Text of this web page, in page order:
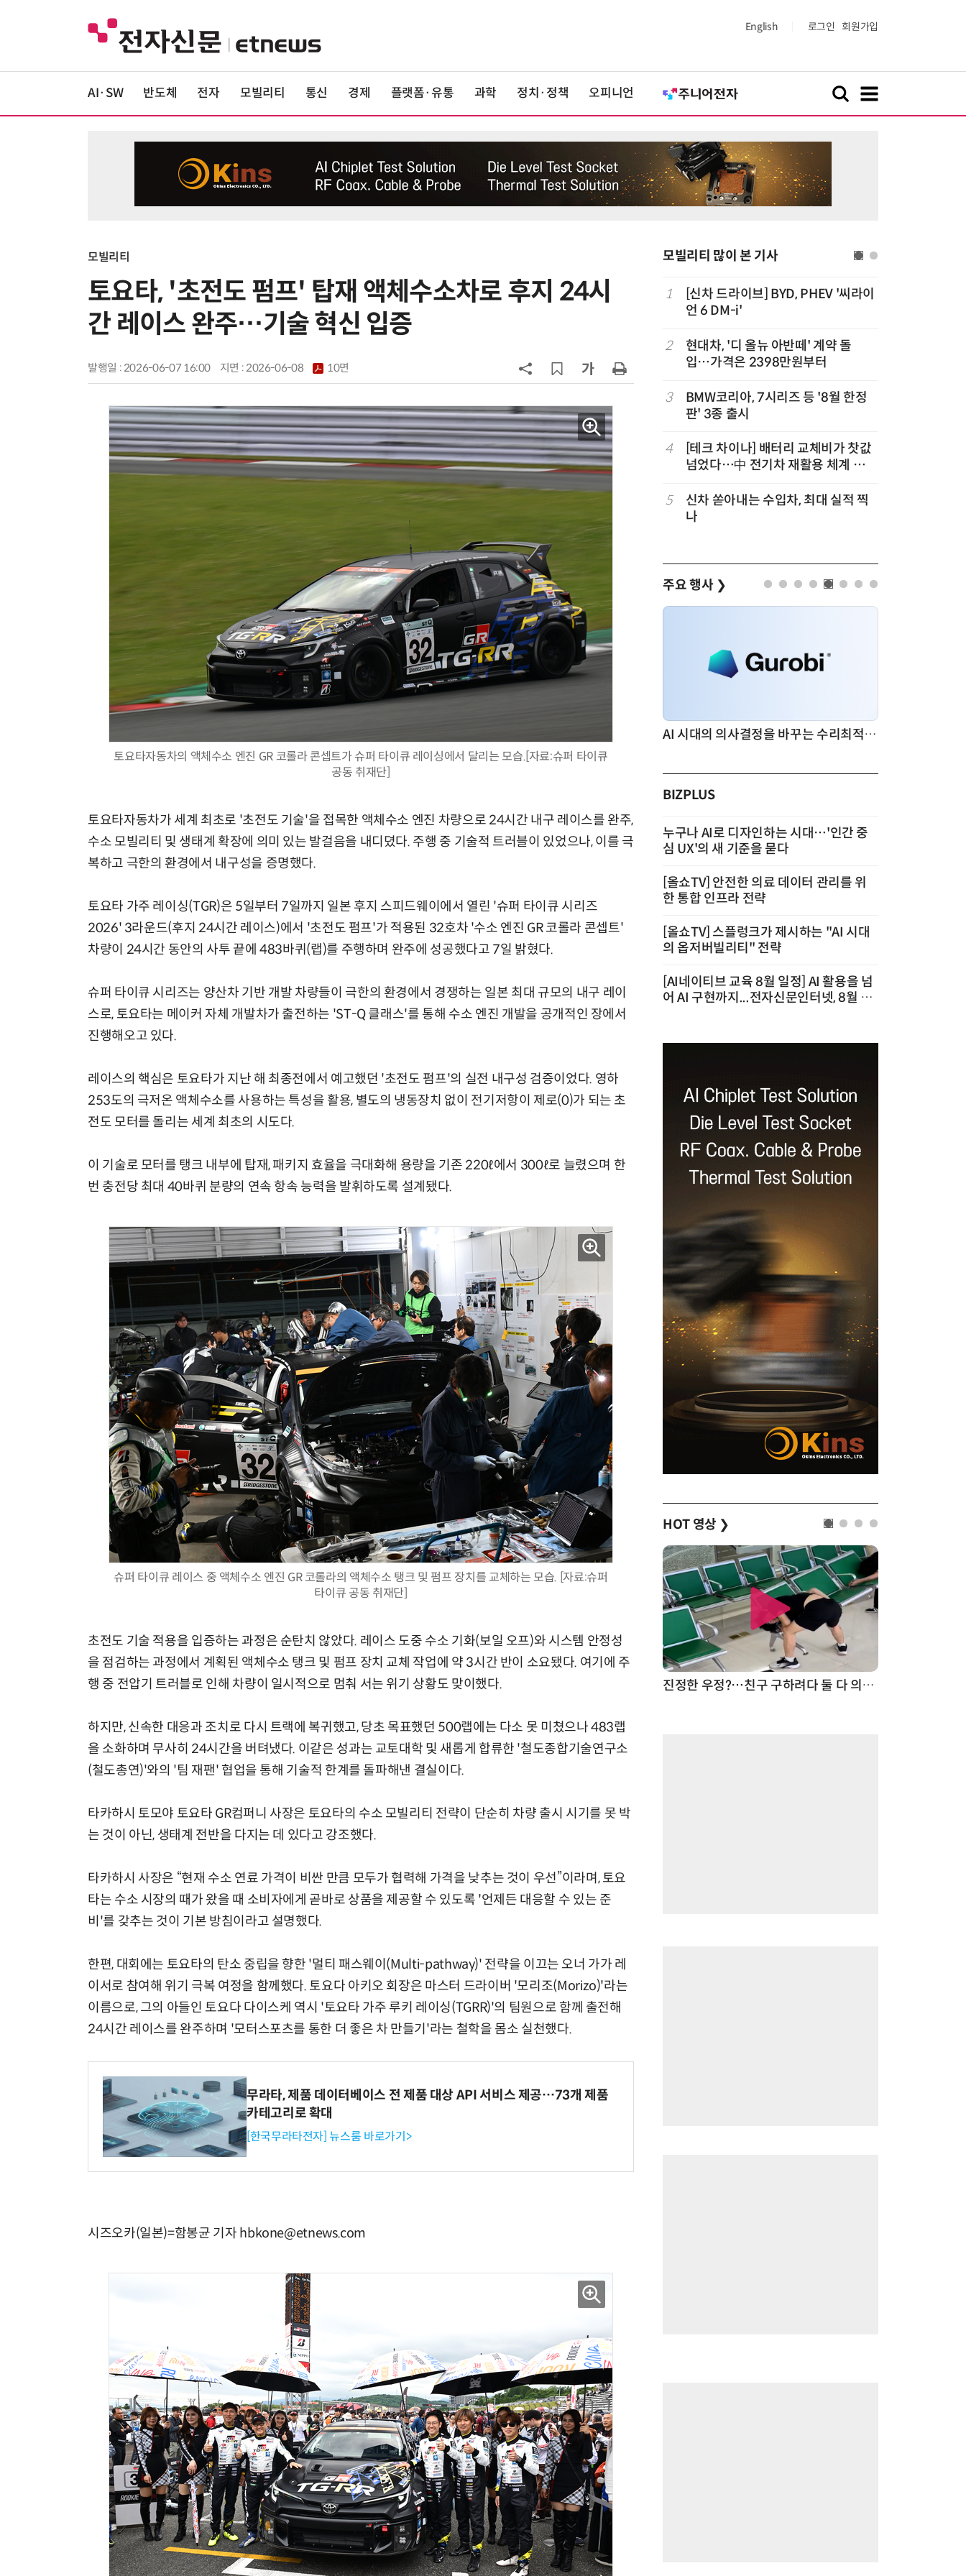
English 로그인 회원가입
AI·SW 반도체 전자 모빌리티 통신 경제 플랫폼·유통 과학 정치·정책 오피니언
모빌리티
토요타, '초전도 펌프' 탑재 액체수소차로 후지 24시
간 레이스 완주…기술 혁신 입증
발행일 : 2026-06-07 16:00 지면 :2026-06-08 10면
토요타자동차의 액체수소 엔진 GR 코롤라 콘셉트가 슈퍼 타이큐 레이싱에서 달리는 모습.[자료:슈퍼 타이큐
공동 취재단]
토요타자동차가 세계 최초로 '초전도 기술'을 접목한 액체수소 엔진 차량으로 24시간 내구 레이스를 완주,
수소 모빌리티 및 생태계 확장에 의미 있는 발걸음을 내디뎠다. 주행 중 기술적 트러블이 있었으나, 이를 극
복하고 극한의 환경에서 내구성을 증명했다.
토요타 가주 레이싱(TGR)은 5일부터 7일까지 일본 후지 스피드웨이에서 열린 '슈퍼 타이큐 시리즈
2026' 3라운드(후지 24시간 레이스)에서 '초전도 펌프'가 적용된 32호차 '수소 엔진 GR 코롤라 콘셉트'
차량이 24시간 동안의 사투 끝에 483바퀴(랩)를 주행하며 완주에 성공했다고 7일 밝혔다.
슈퍼 타이큐 시리즈는 양산차 기반 개발 차량들이 극한의 환경에서 경쟁하는 일본 최대 규모의 내구 레이
스로, 토요타는 메이커 자체 개발차가 출전하는 'ST-Q 클래스'를 통해 수소 엔진 개발을 공개적인 장에서
진행해오고 있다.
레이스의 핵심은 토요타가 지난 해 최종전에서 예고했던 '초전도 펌프'의 실전 내구성 검증이었다. 영하
253도의 극저온 액체수소를 사용하는 특성을 활용, 별도의 냉동장치 없이 전기저항이 제로(0)가 되는 초
전도 모터를 돌리는 세계 최초의 시도다.
이 기술로 모터를 탱크 내부에 탑재, 패키지 효율을 극대화해 용량을 기존 220ℓ에서 300ℓ로 늘렸으며 한
번 충전당 최대 40바퀴 분량의 연속 항속 능력을 발휘하도록 설계됐다.
슈퍼 타이큐 레이스 중 액체수소 엔진 GR 코롤라의 액체수소 탱크 및 펌프 장치를 교체하는 모습. [자료:슈퍼
타이큐 공동 취재단]
초전도 기술 적용을 입증하는 과정은 순탄치 않았다. 레이스 도중 수소 기화(보일 오프)와 시스템 안정성
을 점검하는 과정에서 계획된 액체수소 탱크 및 펌프 장치 교체 작업에 약 3시간 반이 소요됐다. 여기에 주
행 중 전압기 트러블로 인해 차량이 일시적으로 멈춰 서는 위기 상황도 맞이했다.
하지만, 신속한 대응과 조치로 다시 트랙에 복귀했고, 당초 목표했던 500랩에는 다소 못 미쳤으나 483랩
을 소화하며 무사히 24시간을 버텨냈다. 이같은 성과는 교토대학 및 새롭게 합류한 '철도종합기술연구소
(철도총연)'와의 '팀 재팬' 협업을 통해 기술적 한계를 돌파해낸 결실이다.
타카하시 토모야 토요타 GR컴퍼니 사장은 토요타의 수소 모빌리티 전략이 단순히 차량 출시 시기를 못 박
는 것이 아닌, 생태계 전반을 다지는 데 있다고 강조했다.
타카하시 사장은 “현재 수소 연료 가격이 비싼 만큼 모두가 협력해 가격을 낮추는 것이 우선”이라며, 토요
타는 수소 시장의 때가 왔을 때 소비자에게 곧바로 상품을 제공할 수 있도록 '언제든 대응할 수 있는 준
비'를 갖추는 것이 기본 방침이라고 설명했다.
한편, 대회에는 토요타의 탄소 중립을 향한 '멀티 패스웨이(Multi-pathway)' 전략을 이끄는 오너 가가 레
이서로 참여해 위기 극복 여정을 함께했다. 토요다 아키오 회장은 마스터 드라이버 '모리조(Morizo)'라는
이름으로, 그의 아들인 토요다 다이스케 역시 '토요타 가주 루키 레이싱(TGRR)'의 팀원으로 함께 출전해
24시간 레이스를 완주하며 '모터스포츠를 통한 더 좋은 차 만들기'라는 철학을 몸소 실천했다.
무라타, 제품 데이터베이스 전 제품 대상 API 서비스 제공…73개 제품
카테고리로 확대
[한국무라타전자] 뉴스룸 바로가기>
시즈오카(일본)=함봉균 기자 hbkone@etnews.com
모빌리티 많이 본 기사
6
[정구민의 테크읽기] 휴머노이드가
9
[카&테크] 현대모비스 BSA, 전동화
성능·안전성 'UP'
10 한국자동차공학회, '2026 대학생 자
작자동차대회 포뮬러 부문' 개최
1
[신차 드라이브] BYD, PHEV '씨라이
언 6 DM-i'
2
현대차, '디 올뉴 아반떼' 계약 돌
입…가격은 2398만원부터
3
BMW코리아, 7시리즈 등 '8월 한정
판' 3종 출시
4
[테크 차이나] 배터리 교체비가 찻값
넘었다…中 전기차 재활용 체계 시
5
신차 쏟아내는 수입차, 최대 실적 찍
나
주요 행사 ❯
AI 시대의 의사결정을 바꾸는 수리최적화(Optimization): 실제 산업 적용 사례와 활용 전략
BIZPLUS
누구나 AI로 디자인하는 시대…'인간 중
심 UX'의 새 기준을 묻다
[올쇼TV] 안전한 의료 데이터 관리를 위
한 통합 인프라 전략
[올쇼TV] 스플렁크가 제시하는 "AI 시대
의 옵저버빌리티" 전략
[AI네이티브 교육 8월 일정] AI 활용을 넘
어 AI 구현까지...전자신문인터넷, 8월 실
HOT 영상 ❯
진정한 우정?…친구 구하려다 둘 다 의자 틈에 목이 낀 순간